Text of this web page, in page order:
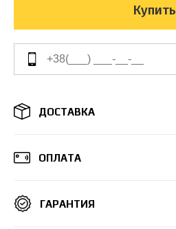
Купить
ДОСТАВКА
ОПЛАТА
ГАРАНТИЯ